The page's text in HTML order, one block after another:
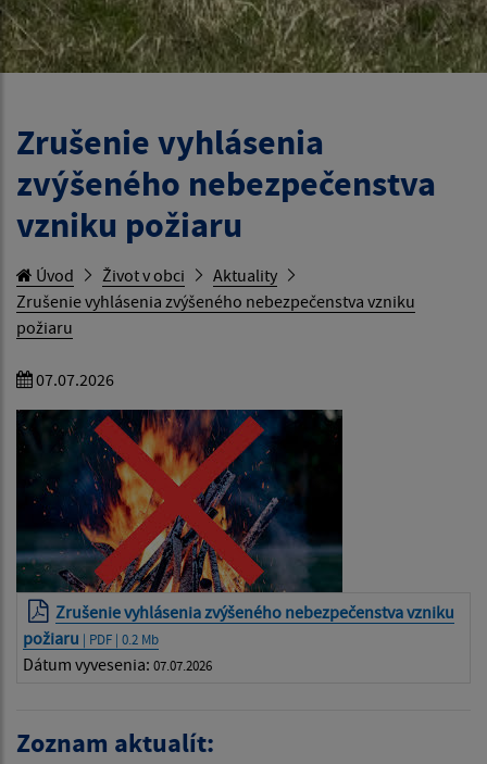
Zrušenie vyhlásenia
zvýšeného nebezpečenstva
vzniku požiaru
Úvod Život v obci
Aktuality
Zrušenie vyhlásenia zvýšeného nebezpečenstva vzniku
požiaru
07.07.2026
Zrušenie vyhlásenia zvýšeného nebezpečenstva vzniku
požiaru | PDF | 0.2 Mb
Dátum vyvesenia: 07.07.2026
Zoznam aktualít: